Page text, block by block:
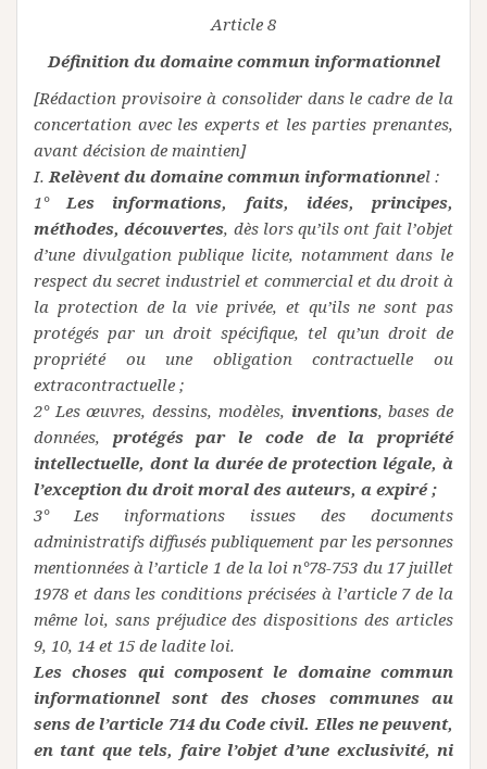
Article 8
Définition du domaine commun informationnel
[Rédaction provisoire à consolider dans le cadre de la
concertation avec les experts et les parties prenantes,
avant décision de maintien]
I.Relèvent du domaine commun informationnel :
1°Les informations, faits, idées, principes,
méthodes, découvertes, dès lors qu’ils ont fait l’objet
d’une divulgation publique licite, notamment dans le
respect du secret industriel et commercial et du droit à
la protection de la vie privée, et qu’ils ne sont pas
protégés par un droit spécifique, tel qu’un droit de
propriété ou une obligation contractuelle ou
extracontractuelle ;
2° Les œuvres, dessins, modèles, inventions, bases de
données, protégés par le code de la propriété
intellectuelle, dont la durée de protection légale, à
l’exception du droit moral des auteurs, a expiré ;
3° Les informations issues des documents
administratifs diffusés publiquement par les personnes
mentionnées à l’article 1 de la loi n°78-753 du 17 juillet
1978 et dans les conditions précisées à l’article 7 de la
même loi, sans préjudice des dispositions des articles
9, 10, 14 et 15 de ladite loi.
Les choses qui composent le domaine commun
informationnel sont des choses communes au
sens de l’article 714 du Code civil. Elles ne peuvent,
en tant que tels, faire l’objet d’une exclusivité, ni